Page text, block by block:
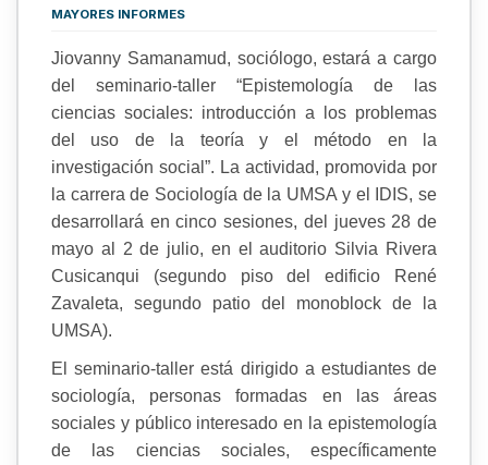
MAYORES INFORMES
Jiovanny Samanamud, sociólogo, estará a cargo
del seminario-taller “Epistemología de las
ciencias sociales: introducción a los problemas
del uso de la teoría y el método en la
investigación social”. La actividad, promovida por
la carrera de Sociología de la UMSA y el IDIS, se
desarrollará en cinco sesiones, del jueves 28 de
mayo al 2 de julio, en el auditorio Silvia Rivera
Cusicanqui (segundo piso del edificio René
Zavaleta, segundo patio del monoblock de la
UMSA).
El seminario-taller está dirigido a estudiantes de
sociología, personas formadas en las áreas
sociales y público interesado en la epistemología
de las ciencias sociales, específicamente